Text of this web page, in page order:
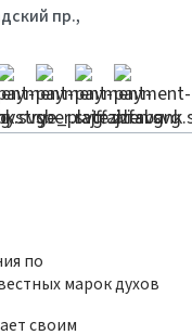
пр.,
по
марок духов
своим